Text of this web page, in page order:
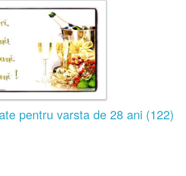
pentru varsta de 28 ani (122)